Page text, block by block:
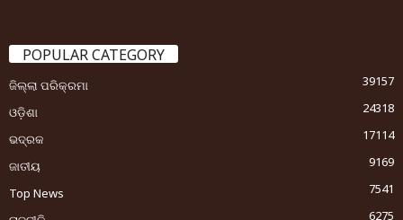
POPULAR CATEGORY
ଜିଲ୍ଲା ପରିକ୍ରମା
39157
ଓଡ଼ିଶା
24318
ଭଦ୍ରକ
17114
ଜାତୀୟ
9169
Top News
7541
6275